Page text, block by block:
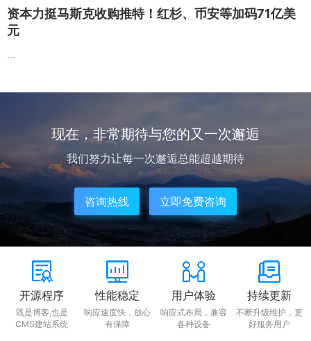
资本力挺马斯克收购推特！红杉、币安等加码71亿美
元
...
现在，非常期待与您的又一次邂逅
我们努力让每一次邂逅总能超越期待
咨询热线 立即免费咨询
开源程序
既是博客,也是
CMS建站系统
性能稳定
响应速度快，放心
有保障
用户体验
响应式布局，兼容
各种设备
持续更新
不断升级维护，更
好服务用户